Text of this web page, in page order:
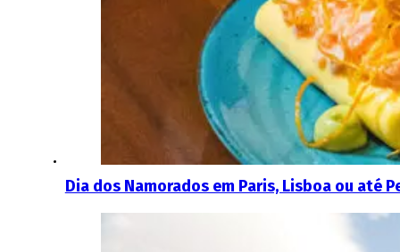
Dia dos Namorados em Paris, Lisboa ou até